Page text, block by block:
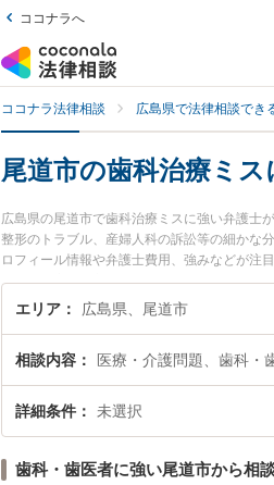
ココナラへ
ココナラ法律相談 広島県で法律相談でき
尾道市の歯科治療ミ
広島県の尾道市で歯科治療ミスに強い弁護士
整形のトラブル、産婦人科の訴訟等の細かな
ロフィール情報や弁護士費用、強みなどが注
ル解決の実績豊富な近くの弁護士を検索した
す。エリア 広島県、尾道市
相談内容 医療・介護問題、歯科・
詳細条件 未選択
歯科・歯医者に強い尾道市から相